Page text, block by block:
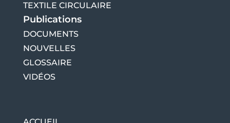
TEXTILE CIRCULAIRE
Publications
DOCUMENTS
NOUVELLES
GLOSSAIRE
VIDÉOS